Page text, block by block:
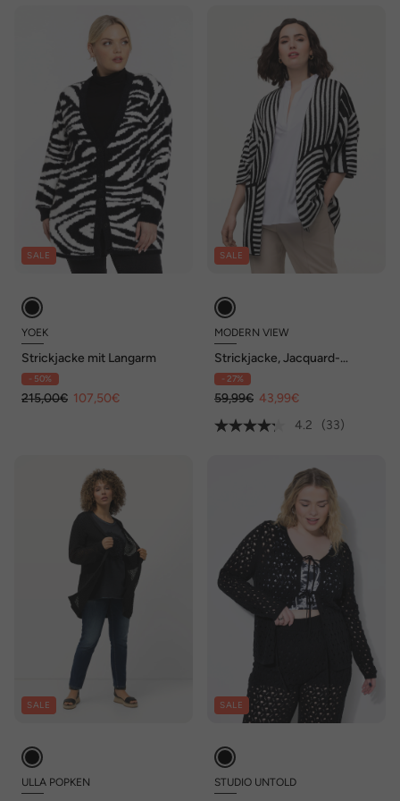
SALE
YOEK
Strickjacke mit Langarm
- 50%
215,00€ 107,50€
SALE
MODERN VIEW
Strickjacke, Jacquard-
Feinstrick, Stehkragen,
Halbarm
- 27%
59,99€ 43,99€
4.2
(33)
SALE
ULLA POPKEN
SALE
STUDIO UNTOLD